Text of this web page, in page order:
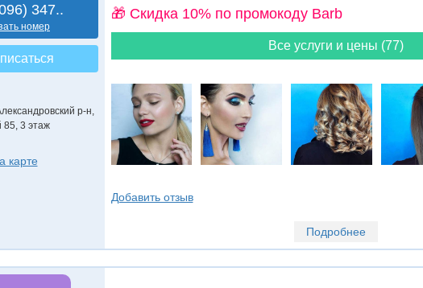
347..
номер
р-н
3 этаж
карте
🎁 Cкидка 10% по промокоду Barb
Все услуги и цены (77)
Добавить отзыв
Подробнее